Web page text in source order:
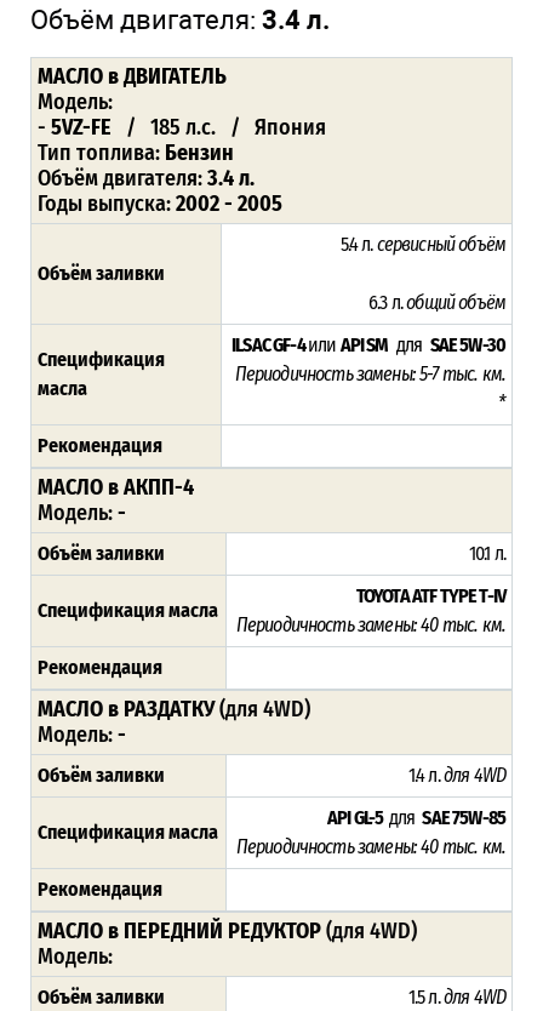
Объём двигателя: 3.4 л.
МАСЛО в ДВИГАТЕЛЬ
Модель:
- 5VZ-FE / 185 л.с. / Япония
Тип топлива: Бензин
Объём двигателя:3.4 л.
Годы выпуска:2002 - 2005
Объём заливки
5.4 л.сервисный объём
6.3 л.общий объём
Спецификация
масла
ILSAC GF-4или API SM для SAE 5W-30
Периодичность замены: 5-7 тыс. км.
*
Рекомендация
МАСЛО в АКПП-4
Модель:-
Объём заливки 10.1 л.
Спецификация масла
TOYOTA ATF TYPE T-IV
Периодичность замены: 40 тыс. км.
Рекомендация
МАСЛО в РАЗДАТКУ(для 4WD)
Модель:-
Объём заливки 1.4 л.для 4WD
Спецификация масла
API GL-5 дляSAE 75W-85
Периодичность замены: 40 тыс. км.
Рекомендация
МАСЛО в ПЕРЕДНИЙ РЕДУКТОР(для 4WD)
Модель:
Объём заливки 1.5 л.для 4WD